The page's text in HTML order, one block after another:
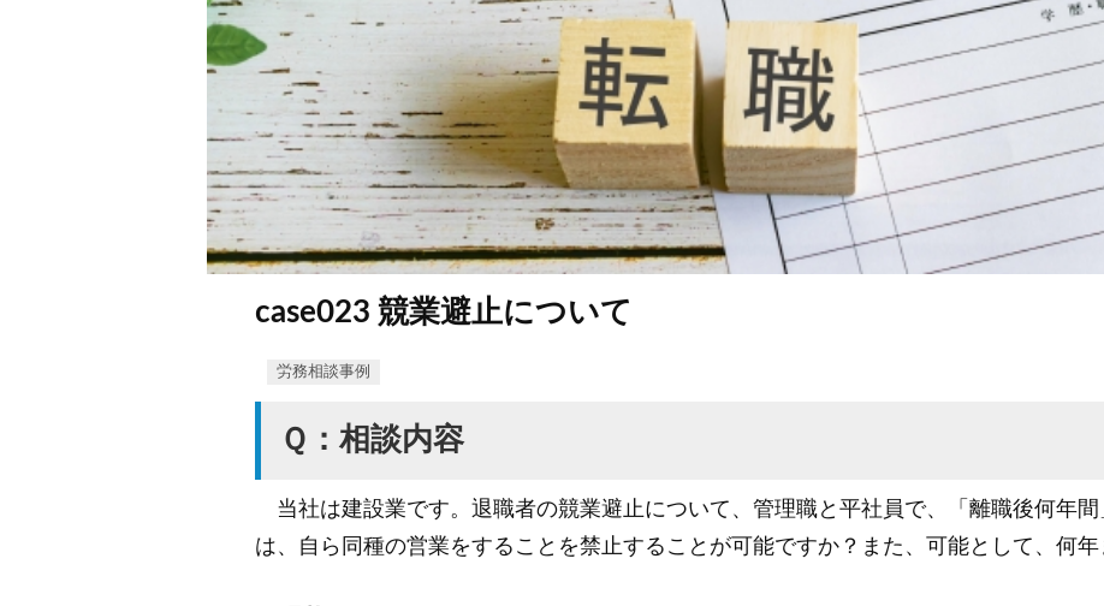
case023 競業避止について
労務相談事例
Ｑ：相談内容
当社は建設業です。退職者の競業避止について、管理職と平社員で、「離職後何年
は、自ら同種の営業をすることを禁止することが可能ですか？また、可能として、何年